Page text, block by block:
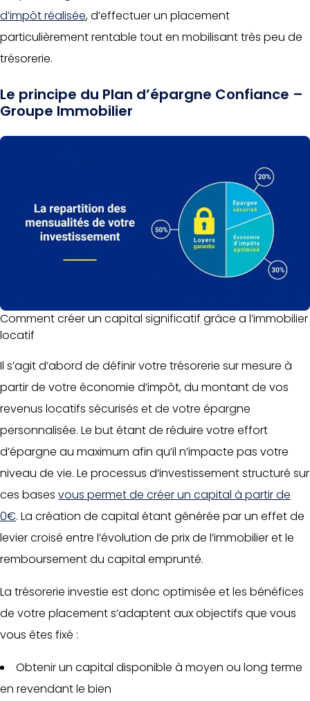
d’impôt réalisée, d’effectuer un placement
particulièrement rentable tout en mobilisant très peu de
trésorerie.
Le principe du Plan d’épargne Confiance –
Groupe Immobilier
Comment créer un capital significatif grâce a l’immobilier
locatif
Il s’agit d’abord de définir votre trésorerie sur mesure à
partir de votre économie d’impôt, du montant de vos
revenus locatifs sécurisés et de votre épargne
personnalisée. Le but étant de réduire votre effort
d’épargne au maximum afin qu’il n’impacte pas votre
niveau de vie. Le processus d’investissement structuré sur
ces bases vous permet de créer un capital à partir de
0€. La création de capital étant générée par un effet de
levier croisé entre l’évolution de prix de l’immobilier et le
remboursement du capital emprunté.
La trésorerie investie est donc optimisée et les bénéfices
de votre placement s’adaptent aux objectifs que vous
vous êtes fixé :
Obtenir un capital disponible à moyen ou long terme
en revendant le bien